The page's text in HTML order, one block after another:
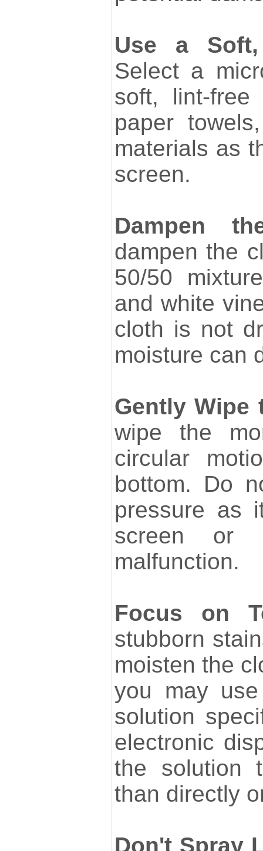
Use a
Select a
soft, lint-free
paper
materials as
screen.
Dampen
dampen the
50/50
and white
cloth is not
moisture can
Gently Wipe
wipe the
circular
bottom. Do
pressure as
screen or
malfunction.
Focus on
stubborn
moisten the
you may
solution
electronic
the solution
than directly
Don't Spray